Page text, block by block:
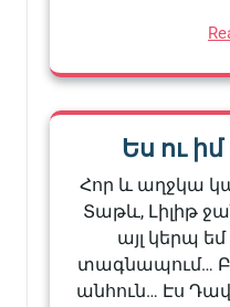
Ես ու
Հոր և աղջկա
Տաթև, Լիլիթ
այլ կերպ
տագնապում…
անհուն… Էս